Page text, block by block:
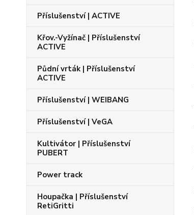
Příslušenství | ACTIVE
Křov.-Vyžínač | Příslušenství
ACTIVE
Půdní vrták | Příslušenství
ACTIVE
Příslušenství | WEIBANG
Příslušenství | VeGA
Kultivátor | Příslušenství
PUBERT
Power track
Houpačka | Příslušenství
RetiGritti